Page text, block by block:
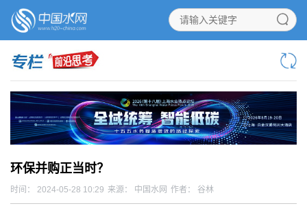
环保并购正当时？
时间： 2024-05-28 10:29 来源： 中国水网 作者： 谷林